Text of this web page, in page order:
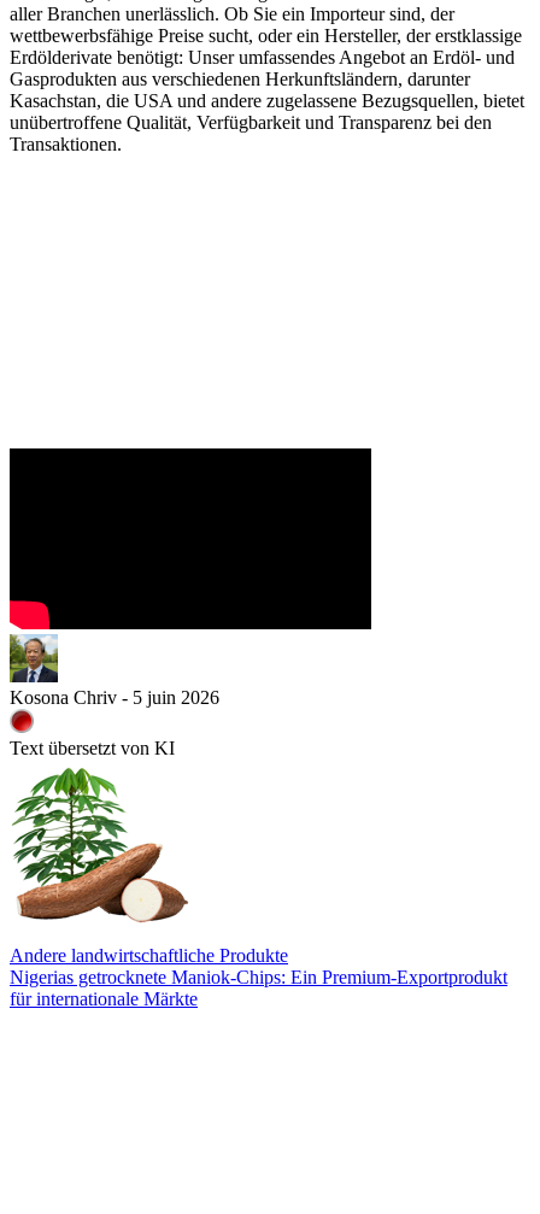
aller Branchen unerlässlich. Ob Sie ein Importeur sind, der
wettbewerbsfähige Preise sucht, oder ein Hersteller, der erstklassige
Erdölderivate benötigt: Unser umfassendes Angebot an Erdöl- und
Gasprodukten aus verschiedenen Herkunftsländern, darunter
Kasachstan, die USA und andere zugelassene Bezugsquellen, bietet
unübertroffene Qualität, Verfügbarkeit und Transparenz bei den
Transaktionen.
Kosona Chriv - 5 juin 2026
Text übersetzt von KI
Andere landwirtschaftliche Produkte
Nigerias getrocknete Maniok-Chips: Ein Premium-Exportprodukt
für internationale Märkte